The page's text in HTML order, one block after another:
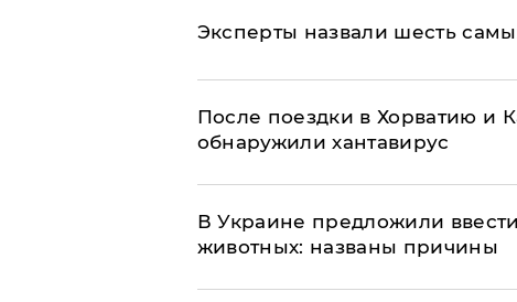
Эксперты назвали шесть
После поездки в Хорватию и
обнаружили хантавирус
В Украине предложили
животных: названы причины